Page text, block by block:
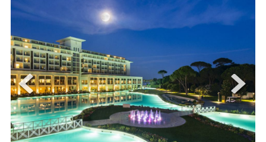
ОЩЕ
КОНТАКТИ
ФИРМЕНИ ДОКУМЕНТИ
0700 144 34 Запитване
ПОСЛЕДВАЙТЕ НИ